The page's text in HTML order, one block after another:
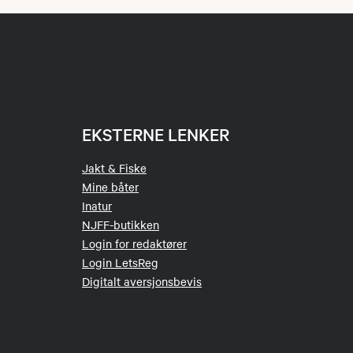
EKSTERNE LENKER
Jakt & Fiske
Mine båter
Inatur
NJFF-butikken
Login for redaktører
Login LetsReg
Digitalt aversjonsbevis